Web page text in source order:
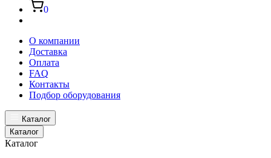
0
О компании
Доставка
Оплата
FAQ
Контакты
Подбор оборудования
Каталог
Каталог
Каталог